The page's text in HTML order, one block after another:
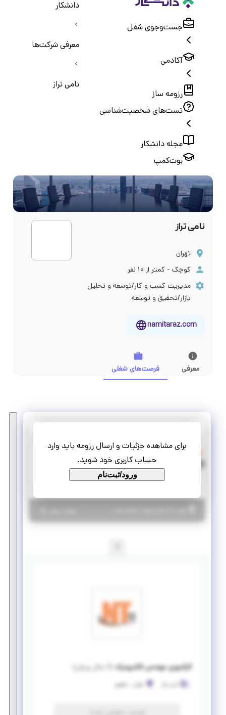
جست‌و‌جوی شغل
آکادمی
رزومه ساز
تست‌های شخصیت‌شناسی
مجله دانشکار
بوت‌کمپ
دانشکار
معرفی شرکت‌ها
نامی تراز
نامی تراز
تهران
کوچک - کمتر از ۱۰ نفر
مدیریت کسب و کار/توسعه و تحلیل
بازار/تحقیق و توسعه
namitaraz.com
معرفی فرصت‌های شغلی
برای مشاهده جزئیات و ارسال رزومه باید وارد
حساب کاربری خود شوید.
ورود/ثبت‌نام
کارآموزی مهندس الکترونیک
تمام وقت
کارآموزی منجر ‌به استخدام
کارآموزی مهندس الکترونیک
مطهری